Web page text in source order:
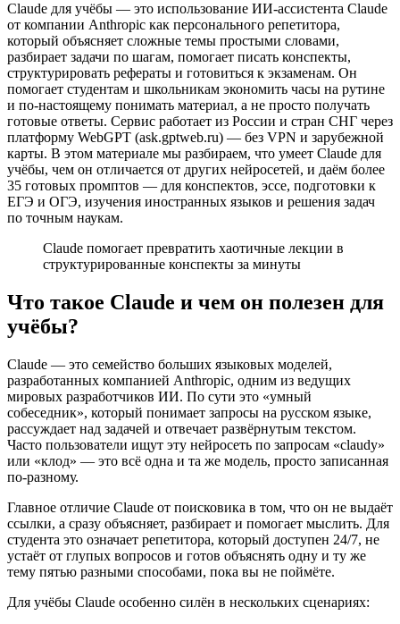
Claude для учёбы — это использование ИИ-ассистента Claude
от компании Anthropic как персонального репетитора,
который объясняет сложные темы простыми словами,
разбирает задачи по шагам, помогает писать конспекты,
структурировать рефераты и готовиться к экзаменам. Он
помогает студентам и школьникам экономить часы на рутине
и по-настоящему понимать материал, а не просто получать
готовые ответы. Сервис работает из России и стран СНГ через
платформу WebGPT (ask.gptweb.ru) — без VPN и зарубежной
карты. В этом материале мы разбираем, что умеет Claude для
учёбы, чем он отличается от других нейросетей, и даём более
35 готовых промптов — для конспектов, эссе, подготовки к
ЕГЭ и ОГЭ, изучения иностранных языков и решения задач
по точным наукам.
Claude помогает превратить хаотичные лекции в
структурированные конспекты за минуты
Что такое Claude и чем он полезен для
учёбы?
Claude — это семейство больших языковых моделей,
разработанных компанией Anthropic, одним из ведущих
мировых разработчиков ИИ. По сути это «умный
собеседник», который понимает запросы на русском языке,
рассуждает над задачей и отвечает развёрнутым текстом.
Часто пользователи ищут эту нейросеть по запросам «claudy»
или «клод» — это всё одна и та же модель, просто записанная
по-разному.
Главное отличие Claude от поисковика в том, что он не выдаёт
ссылки, а сразу объясняет, разбирает и помогает мыслить. Для
студента это означает репетитора, который доступен 24/7, не
устаёт от глупых вопросов и готов объяснять одну и ту же
тему пятью разными способами, пока вы не поймёте.
Для учёбы Claude особенно силён в нескольких сценариях: